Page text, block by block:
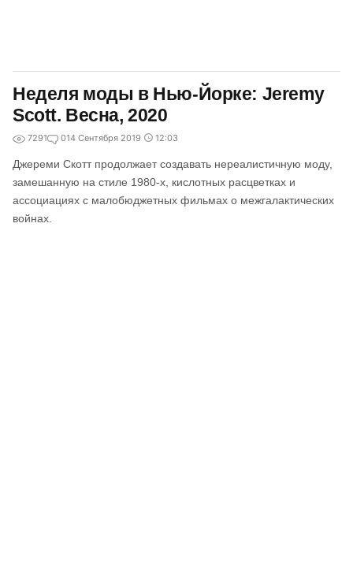
Неделя моды в Нью-Йорке: Jeremy
Scott. Весна, 2020
7291 014 Сентября 2019 12:03
Джереми Скотт продолжает создавать нереалистичную моду,
замешанную на стиле 1980-х, кислотных расцветках и
ассоциациях с малобюджетных фильмах о межгалактических
войнах.